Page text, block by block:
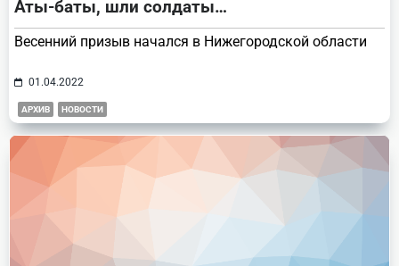
Аты-баты, шли солдаты…
Весенний призыв начался в Нижегородской области
01.04.2022
АРХИВ НОВОСТИ